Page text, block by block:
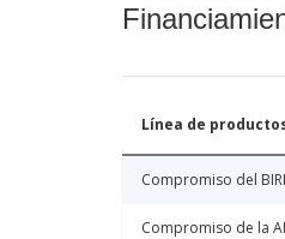
Línea de
Compromiso del
Compromiso de la